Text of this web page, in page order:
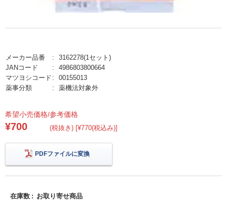
メーカー品番
3162278(1セット)
JANコード
4986803800664
マツヨシコード
00155013
薬事分類
薬機法対象外
希望小売価格/参考価格
¥700 (税抜き) [¥770(税込み)]
PDFファイルに変換
在庫数 お取り寄せ商品